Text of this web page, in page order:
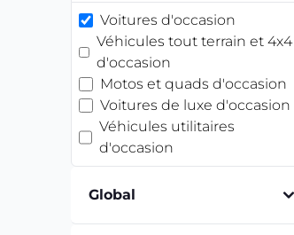
Voitures d'occasion
Véhicules tout terrain et 4x4
d'occasion
Motos et quads d'occasion
Voitures de luxe d'occasion
Véhicules utilitaires
d'occasion
Global